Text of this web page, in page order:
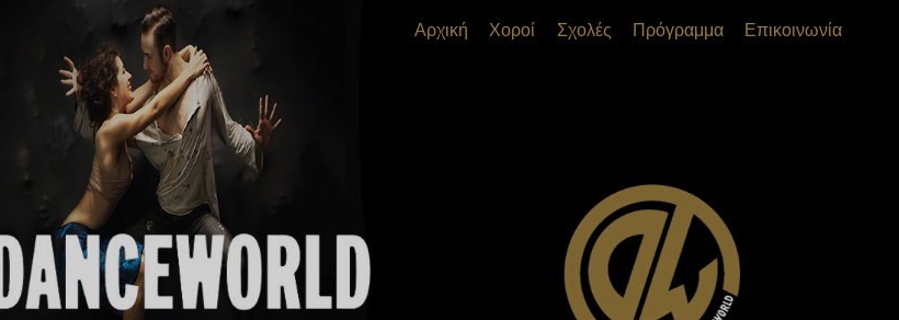
Αρχική Χοροί Σχολές Πρόγραμμα Επικοινωνία